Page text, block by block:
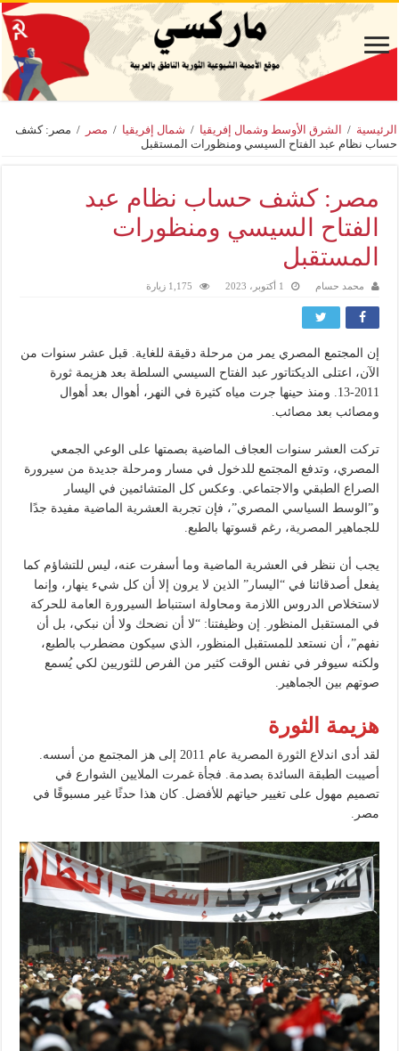
الرئيسية / الشرق الأوسط وشمال إفريقيا / شمال إفريقيا / مصر / مصر: كشف
حساب نظام عبد الفتاح السيسي ومنظورات المستقبل
مصر: كشف حساب نظام عبد
الفتاح السيسي ومنظورات
المستقبل
محمد حسام 1 أكتوبر، 2023 1,175 زيارة
إن المجتمع المصري يمر من مرحلة دقيقة للغاية. قبل عشر سنوات من
الآن، اعتلى الديكتاتور عبد الفتاح السيسي السلطة بعد هزيمة ثورة
2011-13. ومنذ حينها جرت مياه كثيرة في النهر، أهوال بعد أهوال
ومصائب بعد مصائب.
تركت العشر سنوات العجاف الماضية بصمتها على الوعي الجمعي
المصري، وتدفع المجتمع للدخول في مسار ومرحلة جديدة من سيرورة
الصراع الطبقي والاجتماعي. وعكس كل المتشائمين في اليسار
و”الوسط السياسي المصري”، فإن تجربة العشرية الماضية مفيدة جدًا
للجماهير المصرية، رغم قسوتها بالطبع.
يجب أن ننظر في العشرية الماضية وما أسفرت عنه، ليس للتشاؤم كما
يفعل أصدقائنا في “اليسار” الذين لا يرون إلا أن كل شيء ينهار، وإنما
لاستخلاص الدروس اللازمة ومحاولة استنباط السيرورة العامة للحركة
في المستقبل المنظور. إن وظيفتنا: “لا أن نضحك ولا أن نبكي، بل أن
نفهم”، أن نستعد للمستقبل المنظور، الذي سيكون مضطرب بالطبع،
ولكنه سيوفر في نفس الوقت كثير من الفرص للثوريين لكي يُسمع
صوتهم بين الجماهير.
هزيمة الثورة
لقد أدى اندلاع الثورة المصرية عام 2011 إلى هز المجتمع من أسسه.
أصيبت الطبقة السائدة بصدمة. فجأة غمرت الملايين الشوارع في
تصميم مهول على تغيير حياتهم للأفضل. كان هذا حدثًا غير مسبوقًا في
مصر.